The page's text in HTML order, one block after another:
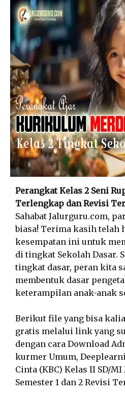
Perangkat Kelas 2 Seni
Terlengkap dan Revisi
Sahabat Jalurguru.com,
biasa! Terima kasih telah
kesempatan ini untuk
di tingkat Sekolah Dasar.
tingkat dasar, peran kita
membentuk dasar
keterampilan anak-anak
Berikut file yang bisa
gratis melalui link yang
dengan cara Download
kurmer Umum,
Cinta (KBC) Kelas II SD/
Semester 1 dan 2 Revisi